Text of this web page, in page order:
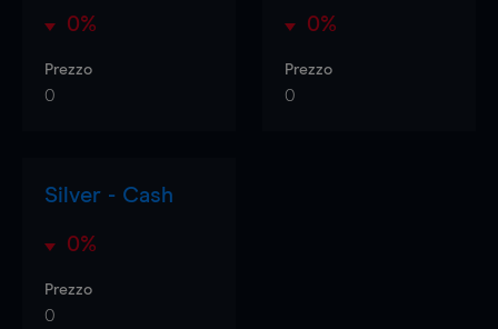
0%
Prezzo
0
0%
Prezzo
0
Silver - Cash
0%
Prezzo
0